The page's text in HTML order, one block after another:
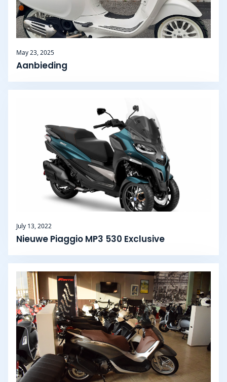
May 23, 2025
Aanbieding
July 13, 2022
Nieuwe Piaggio MP3 530 Exclusive